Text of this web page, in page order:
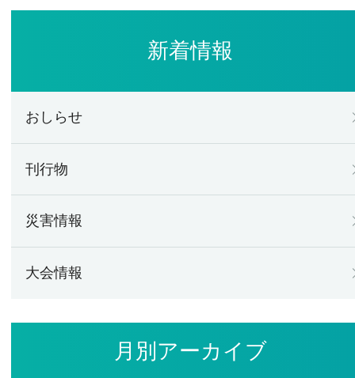
新着情報
おしらせ
刊行物
災害情報
大会情報
月別アーカイブ